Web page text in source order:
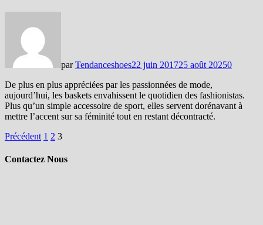
parTendanceshoes22 juin 201725 août 20250
De plus en plus appréciées par les passionnées de mode,
aujourd’hui, les baskets envahissent le quotidien des fashionistas.
Plus qu’un simple accessoire de sport, elles servent dorénavant à
mettre l’accent sur sa féminité tout en restant décontracté.
Pagination
des
Précédent 1 2 3
Contactez Nous